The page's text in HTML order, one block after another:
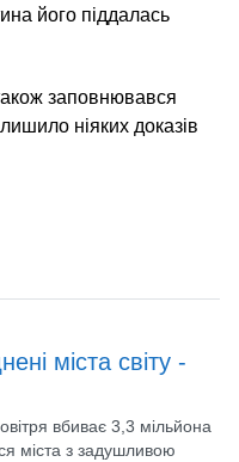
його піддалась
заповнювався
ніяких доказів
міста світу -
вбиває 3,3 мільйона
міста з задушливою